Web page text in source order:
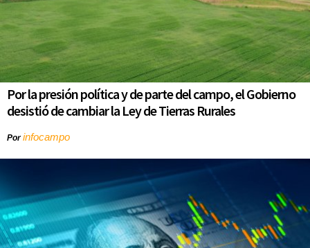
Por la presión política y de parte del campo, el Gobierno
desistió de cambiar la Ley de Tierras Rurales
Porinfocampo